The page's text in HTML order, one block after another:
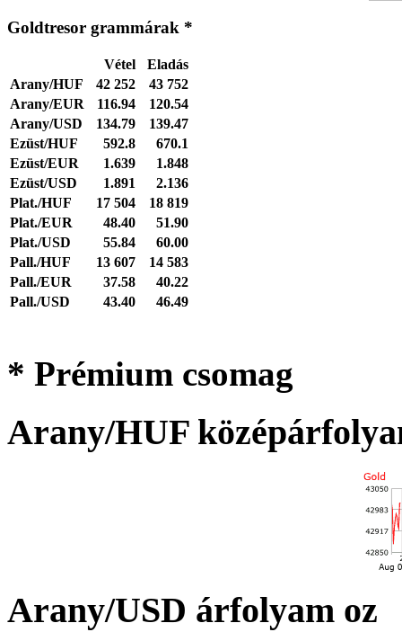
Goldtresor grammárak *
Vétel
Eladás
Arany/HUF
42 252
43 752
Arany/EUR
116.94
120.54
Arany/USD
134.79
139.47
Ezüst/HUF
592.8
670.1
Ezüst/EUR
1.639
1.848
Ezüst/USD
1.891
2.136
Plat./HUF
17 504
18 819
Plat./EUR
48.40
51.90
Plat./USD
55.84
60.00
Pall./HUF
13 607
14 583
Pall./EUR
37.58
40.22
Pall./USD
43.40 46.49
* Prémium csomag
Arany/HUF
Arany/USD árfolyam oz